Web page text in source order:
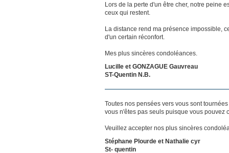
Lors de la perte d'un être cher, notre peine
ceux qui restent.
La distance rend ma présence impossible,
d'un certain réconfort.
Mes plus sincères condoléances.
Lucille et GONZAGUE Gauvreau
ST-Quentin N.B.
Toutes nos pensées vers vous sont
vous n'êtes pas seuls puisque vous pouvez
Veuillez accepter nos plus sincères
Stéphane Plourde et Nathalie cyr
St- quentin